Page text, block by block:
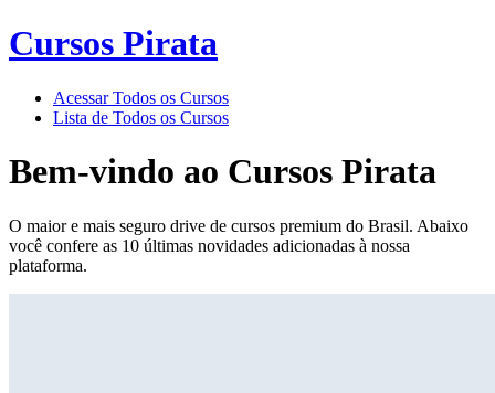
Cursos Pirata
Acessar Todos os Cursos
Lista de Todos os Cursos
Bem-vindo ao Cursos Pirata
O maior e mais seguro drive de cursos premium do Brasil. Abaixo
você confere as 10 últimas novidades adicionadas à nossa
plataforma.